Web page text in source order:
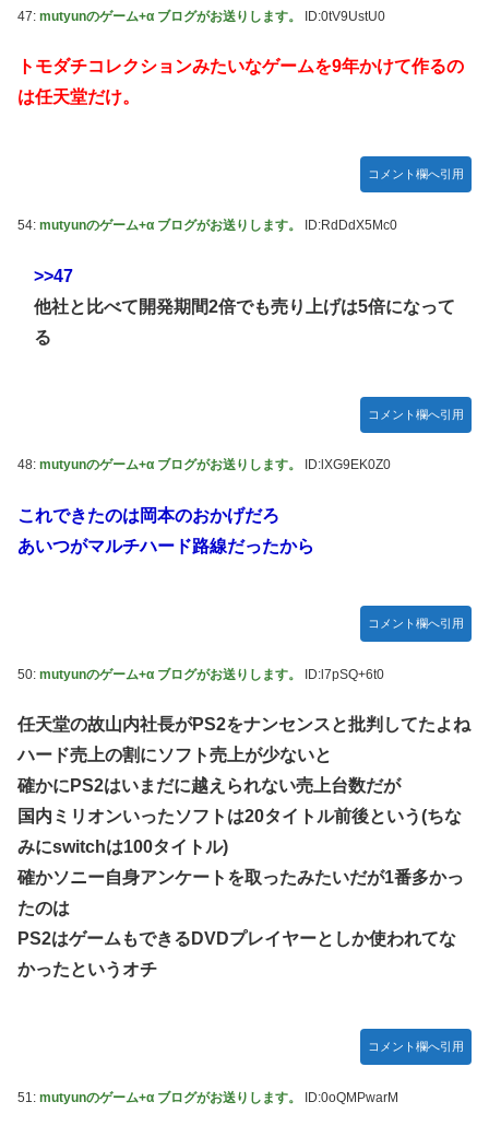
47: mutyunのゲーム+α ブログがお送りします。 ID:0tV9UstU0
トモダチコレクションみたいなゲームを9年かけて作るの
は任天堂だけ。
コメント欄へ引用
54: mutyunのゲーム+α ブログがお送りします。 ID:RdDdX5Mc0
>>47
他社と比べて開発期間2倍でも売り上げは5倍になって
る
コメント欄へ引用
48: mutyunのゲーム+α ブログがお送りします。 ID:lXG9EK0Z0
これできたのは岡本のおかげだろ
あいつがマルチハード路線だったから
コメント欄へ引用
50: mutyunのゲーム+α ブログがお送りします。 ID:l7pSQ+6t0
任天堂の故山内社長がPS2をナンセンスと批判してたよね
ハード売上の割にソフト売上が少ないと
確かにPS2はいまだに越えられない売上台数だが
国内ミリオンいったソフトは20タイトル前後という(ちな
みにswitchは100タイトル)
確かソニー自身アンケートを取ったみたいだが1番多かっ
たのは
PS2はゲームもできるDVDプレイヤーとしか使われてな
かったというオチ
コメント欄へ引用
51: mutyunのゲーム+α ブログがお送りします。 ID:0oQMPwarM